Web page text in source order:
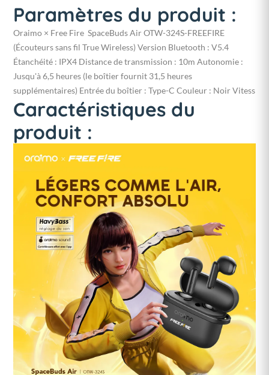
Paramètres du produit :
Oraimo × Free Fire SpaceBuds Air OTW-324S-FREEFIRE
(Écouteurs sans fil True Wireless) Version Bluetooth : V5.4
Étanchéité : IPX4 Distance de transmission : 10m Autonomie :
Jusqu'à 6,5 heures (le boîtier fournit 31,5 heures
supplémentaires) Entrée du boîtier : Type-C Couleur : Noir Vitess
Caractéristiques du
produit :